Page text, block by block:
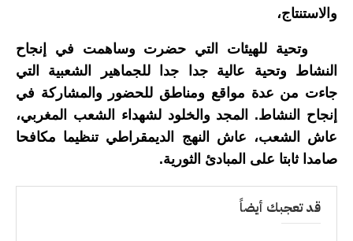
والاستنتاج،
وتحية للهيئات التي حضرت وساهمت في إنجاح
النشاط وتحية عالية جدا جدا للجماهير الشعبية التي
جاءت من عدة مواقع ومناطق للحضور والمشاركة في
إنجاح النشاط. المجد والخلود لشهداء الشعب المغربي،
عاش الشعب، عاش النهج الديمقراطي تنظيما مكافحا
صامدا ثابتا على المبادئ الثورية.
قد تعجبك أيضاً